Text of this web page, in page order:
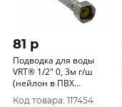
81 p
Подводка для воды
VRT® 1/2" 0, 3м г/ш
(нейлон в ПВХ
оболочке)
Код товара: 117454